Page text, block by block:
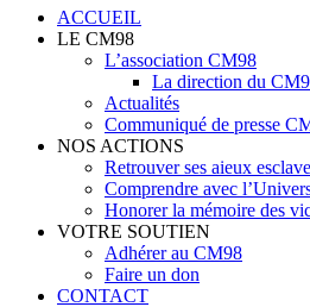
ACCUEIL
LE CM98
L’association CM98
La direction du
Actualités
Communiqué de presse
NOS ACTIONS
Retrouver ses aieux
Comprendre avec
Honorer la mémoire des
VOTRE SOUTIEN
Adhérer au CM98
Faire un don
CONTACT